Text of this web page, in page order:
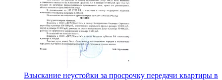
Взыскание неустойки за просрочку передачи квартиры в